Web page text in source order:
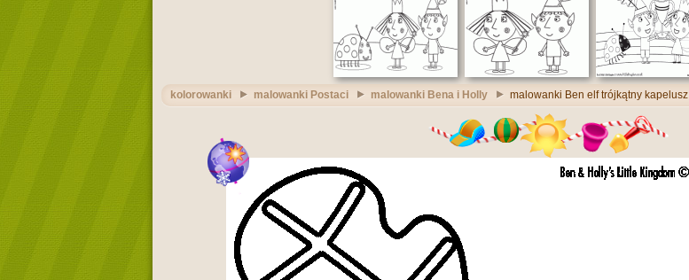
kolorowanki malowanki Postaci malowanki Bena i Holly malowanki Ben elf trójkątny kapelusz